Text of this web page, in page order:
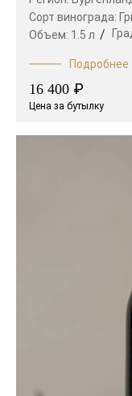
Сорт винограда:
Объем: 1.5 л
Подробнее
16 400 ₽
Цена за бутылку